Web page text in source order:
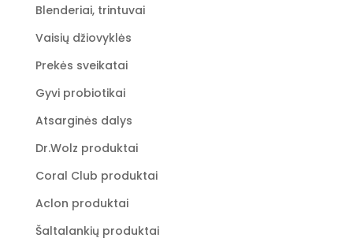
Blenderiai, trintuvai
Vaisių džiovyklės
Prekės sveikatai
Gyvi probiotikai
Atsarginės dalys
Dr.Wolz produktai
Coral Club produktai
Aclon produktai
Šaltalankių produktai